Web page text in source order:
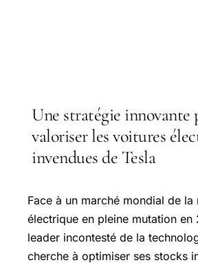
Une stratégie innovante
valoriser les voitures
invendues de Tesla
Face à un marché mondial de la
électrique en pleine mutation en
leader incontesté de la
cherche à optimiser ses stocks